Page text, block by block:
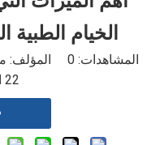
الخيام الطبية
المشاهدات: 0
22 الأصل: